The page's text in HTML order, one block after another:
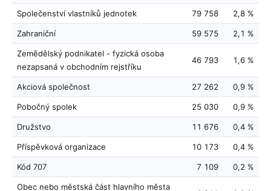
Společenství vlastníků jednotek 79 758 2,8 %
Zahraniční 59 575 2,1 %
Zemědělský podnikatel - fyzická osoba
nezapsaná v obchodním rejstříku
46 793 1,6 %
Akciová společnost 27 262 0,9 %
Pobočný spolek 25 030 0,9 %
Družstvo 11 676 0,4 %
Příspěvková organizace 10 173 0,4 %
Kód 707 7 109 0,2 %
Obec nebo městská část hlavního města